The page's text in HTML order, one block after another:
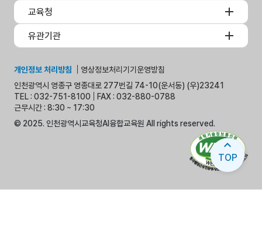
expand_less
TOP
교육청
유관기관
개인정보 처리방침
영상정보처리기기운영방침
인천광역시 영종구 영종대로 277번길 74-10(운서동) (우)23241
TEL : 032-751-8100
FAX : 032-880-0788
근무시간 : 8:30 ~ 17:30
© 2025. 인천광역시교육청AI융합교육원 All rights reserved.